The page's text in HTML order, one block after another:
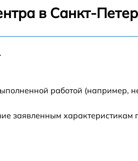
в Санкт-
работой (например,
заявленным